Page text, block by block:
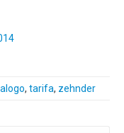
, tarifa, zehnder